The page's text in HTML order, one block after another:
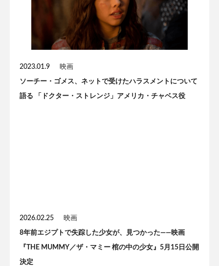
2023.01.9 映画
ソーチー・ゴメス、ネットで受けたハラスメントについて
語る 「ドクター・ストレンジ」アメリカ・チャベス役
2026.02.25 映画
8年前エジプトで失踪した少女が、見つかった——映画
『THE MUMMY／ザ・マミー 棺の中の少女』5月15日公開
決定